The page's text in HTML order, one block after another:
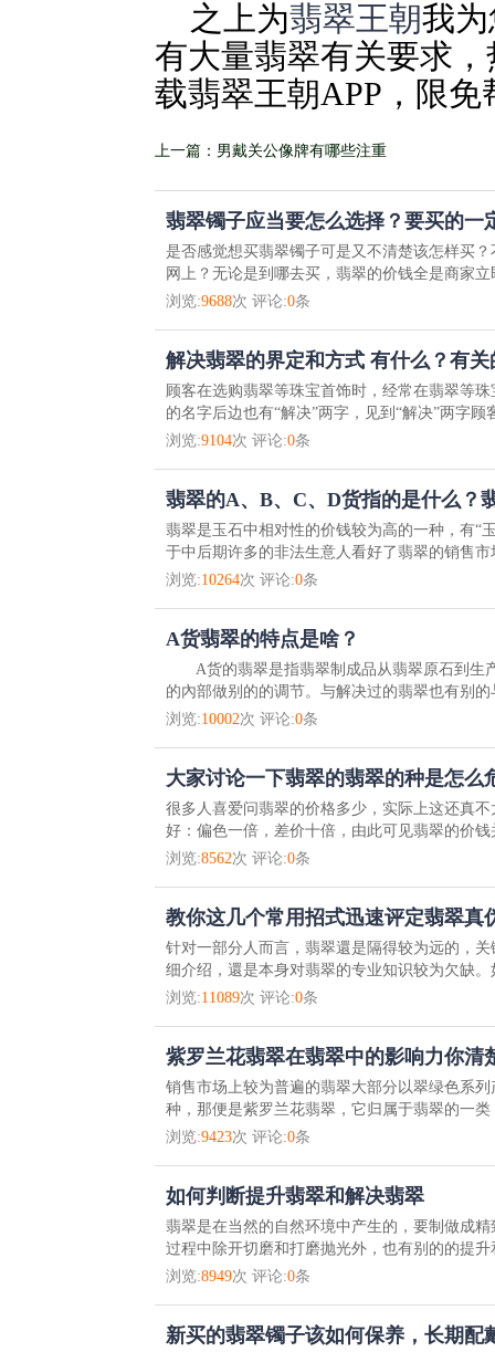
之上为翡翠王朝我
有大量翡翠有关要求
载翡翠王朝APP，限免
上一篇：男戴关公像牌有哪些注重
翡翠镯子应当要怎么选择？要买的一
是否感觉想买翡翠镯子可是又不清楚该怎样买
网上？无论是到哪去买，翡翠的价钱全是商家
浏览:9688次 评论:0条
解决翡翠的界定和方式 有什么？有
顾客在选购翡翠等珠宝首饰时，经常在翡翠等
的名字后边也有“解决”两字，见到“解决”两字
浏览:9104次 评论:0条
翡翠的A、B、C、D货指的是什么？
翡翠是玉石中相对性的价钱较为高的一种，有“
于中后期许多的非法生意人看好了翡翠的销售
浏览:10264次 评论:0条
A货翡翠的特点是啥？
A货的翡翠是指翡翠制成品从翡翠原石到生
的內部做别的的调节。与解决过的翡翠也有别
浏览:10002次 评论:0条
大家讨论一下翡翠的翡翠的种是怎么
很多人喜爱问翡翠的价格多少，实际上这还真
好：偏色一倍，差价十倍，由此可见翡翠的价
浏览:8562次 评论:0条
教你这几个常用招式迅速评定翡翠真
针对一部分人而言，翡翠還是隔得较为远的，
细介绍，還是本身对翡翠的专业知识较为欠缺
浏览:11089次 评论:0条
紫罗兰花翡翠在翡翠中的影响力你清
销售市场上较为普遍的翡翠大部分以翠绿色系
种，那便是紫罗兰花翡翠，它归属于翡翠的一
浏览:9423次 评论:0条
如何判断提升翡翠和解决翡翠
翡翠是在当然的自然环境中产生的，要制做成
过程中除开切磨和打磨抛光外，也有别的的提
浏览:8949次 评论:0条
新买的翡翠镯子该如何保养，长期配